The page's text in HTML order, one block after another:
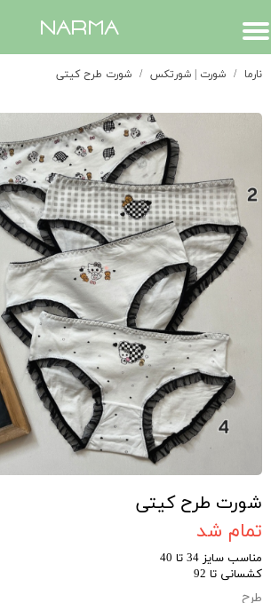
​narma
نارما شورت | شورتکس شورت طرح کیتی
شورت طرح کیتی
تمام شد
مناسب سایز 34 تا 40
کشسانی تا 92
طرح